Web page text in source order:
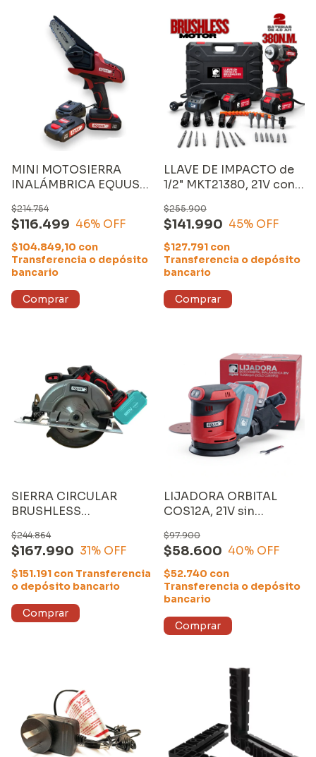
MINI MOTOSIERRA
INALÁMBRICA EQUUS
DOS BATERÍAS de 1500
mAh
$116.499
$214.754
46% OFF
$104.849,10 con
Transferencia o depósito
bancario
LLAVE DE IMPACTO de
1/2" MKT21380, 21V con
4000mAh y CARGADOR
más ACCESORIOS
$141.990
$255.900
45% OFF
$127.791 con
Transferencia o depósito
bancario
SIERRA CIRCULAR
BRUSHLESS
EQUUS (26805) *sin
CARGADOR ni
BATERÍA*
$167.990
$244.864
31% OFF
$151.191 con Transferencia
o depósito bancario
LIJADORA ORBITAL
COS12A, 21V sin
$58.600
$97.900
40% OFF
$52.740 con
Transferencia o depósito
bancario